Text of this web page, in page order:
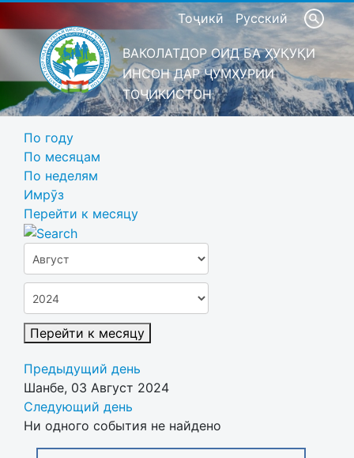
Тоҷикӣ Русский
ВАКОЛАТДОР ОИД БА ҲУҚУҚИ
ИНСОН ДАР ҶУМҲУРИИ
ТОҶИКИСТОН
По году
По месяцам
По неделям
Имрӯз
Перейти к месяцу
Перейти к месяцу
Предыдущий день
Шанбе, 03 Август 2024
Следующий день
Ни одного события не найдено